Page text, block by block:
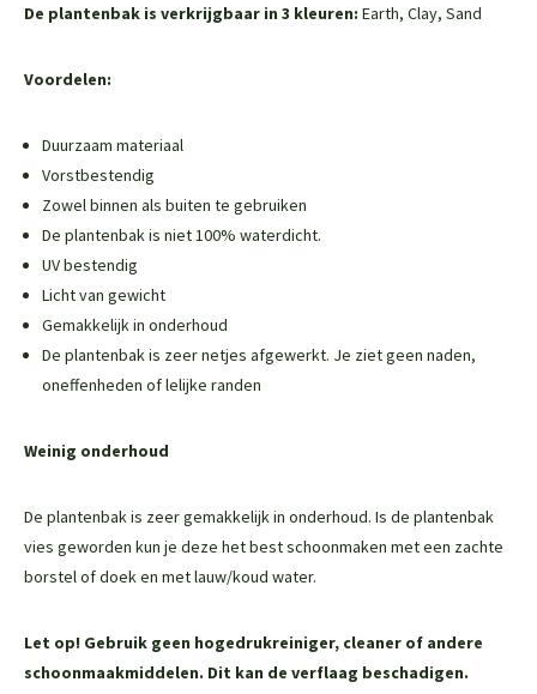
De plantenbak is verkrijgbaar in 3 kleuren: Earth, Clay, Sand
Voordelen:
Duurzaam materiaal
Vorstbestendig
Zowel binnen als buiten te gebruiken
De plantenbak is niet 100% waterdicht.
UV bestendig
Licht van gewicht
Gemakkelijk in onderhoud
De plantenbak is zeer netjes afgewerkt. Je ziet geen naden,
oneffenheden of lelijke randen
Weinig onderhoud
De plantenbak is zeer gemakkelijk in onderhoud. Is de plantenbak
vies geworden kun je deze het best schoonmaken met een zachte
borstel of doek en met lauw/koud water.
Let op! Gebruik geen hogedrukreiniger, cleaner of andere
schoonmaakmiddelen. Dit kan de verflaag beschadigen.